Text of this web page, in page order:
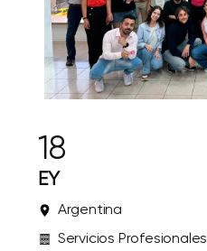
18
EY
Argentina
Servicios Profesionales